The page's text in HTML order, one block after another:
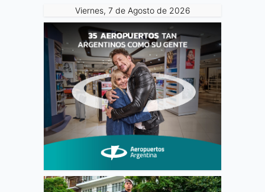
Viernes, 7 de Agosto de 2026